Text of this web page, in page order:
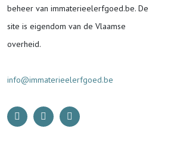
beheer van immaterieelerfgoed.be. De
site is eigendom van de Vlaamse
overheid.
info@immaterieelerfgoed.be